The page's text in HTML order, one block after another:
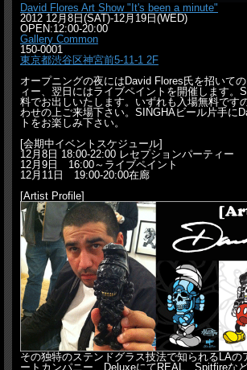
David Flores Art Show "It's been a minute"
2012 12月8日(SAT)-12月19日(WED)
OPEN:12:00-20:00
Gallery Common
150-0001
東京都渋谷区神宮前5-11-1 2F
オープニングの夜にはDavid Flores氏を招いて
ィー、翌日にはライブペイントを開催します。
料でお出しいたします。いずれも入場無料です
わせの上ご来場下さい。SINGHAビール片手に
トをお楽しみ下さい。
[会期中イベントスケジュール]
12月8日 18:00-22:00 レセプションパーティー
12月9日 16:00～ライブペイント
12月11日 19:00-20:00在廊
[Artist Profile]
その独特のステンドグラス技法で知られるLAの
ートカンパニー、DeluxeにてREAL、Spitfireな